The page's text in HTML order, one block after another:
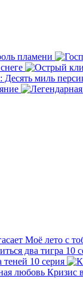
пламени
миль
Моё лето с
два тигра 10
теней 10 серия
Кризис